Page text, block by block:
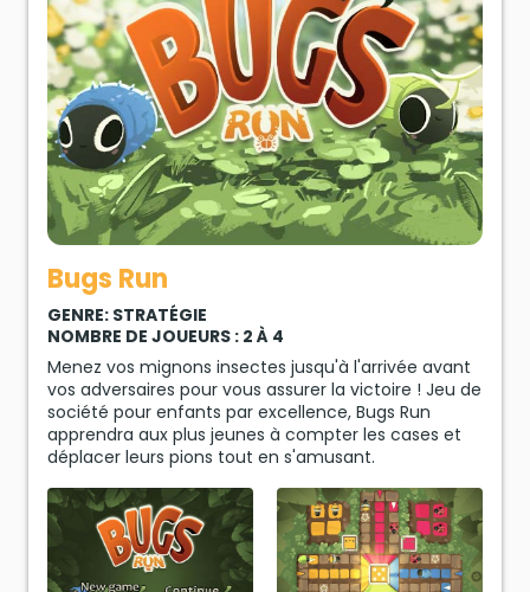
Bugs Run
GENRE: STRATÉGIE
NOMBRE DE JOUEURS : 2 À 4
Menez vos mignons insectes jusqu'à l'arrivée avant
vos adversaires pour vous assurer la victoire ! Jeu de
société pour enfants par excellence, Bugs Run
apprendra aux plus jeunes à compter les cases et
déplacer leurs pions tout en s'amusant.